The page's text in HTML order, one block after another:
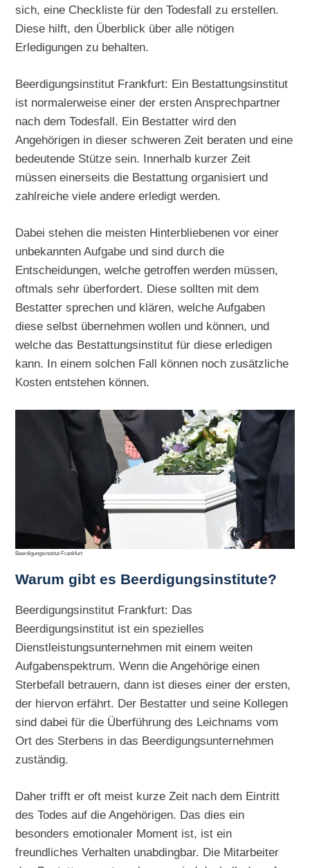
sich, eine Checkliste für den Todesfall zu erstellen.
Diese hilft, den Überblick über alle nötigen
Erledigungen zu behalten.
Beerdigungsinstitut Frankfurt: Ein Bestattungsinstitut
ist normalerweise einer der ersten Ansprechpartner
nach dem Todesfall. Ein Bestatter wird den
Angehörigen in dieser schweren Zeit beraten und eine
bedeutende Stütze sein. Innerhalb kurzer Zeit
müssen einerseits die Bestattung organisiert und
zahlreiche viele andere erledigt werden.
Dabei stehen die meisten Hinterbliebenen vor einer
unbekannten Aufgabe und sind durch die
Entscheidungen, welche getroffen werden müssen,
oftmals sehr überfordert. Diese sollten mit dem
Bestatter sprechen und klären, welche Aufgaben
diese selbst übernehmen wollen und können, und
welche das Bestattungsinstitut für diese erledigen
kann. In einem solchen Fall können noch zusätzliche
Kosten entstehen können.
Beerdigungsinstitut Frankfurt
Warum gibt es Beerdigungsinstitute?
Beerdigungsinstitut Frankfurt: Das
Beerdigungsinstitut ist ein spezielles
Dienstleistungsunternehmen mit einem weiten
Aufgabenspektrum. Wenn die Angehörige einen
Sterbefall betrauern, dann ist dieses einer der ersten,
der hiervon erfährt. Der Bestatter und seine Kollegen
sind dabei für die Überführung des Leichnams vom
Ort des Sterbens in das Beerdigungsunternehmen
zuständig.
Daher trifft er oft meist kurze Zeit nach dem Eintritt
des Todes auf die Angehörigen. Das dies ein
besonders emotionaler Moment ist, ist ein
freundliches Verhalten unabdingbar. Die Mitarbeiter